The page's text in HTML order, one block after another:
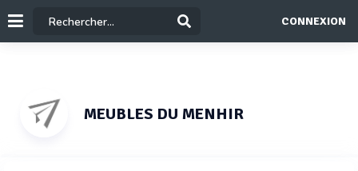
CONNEXION
MEUBLES DU MENHIR